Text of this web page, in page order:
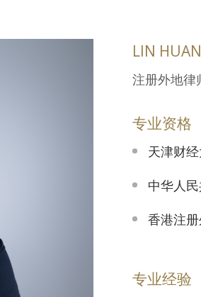
LIN
注册外地律
专业资格
天津财
中华人
香港注册
专业经验